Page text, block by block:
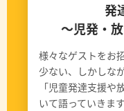
発
〜児発・
様々なゲストをお
少ない、しかしな
「児童発達支援
いて語っていきます